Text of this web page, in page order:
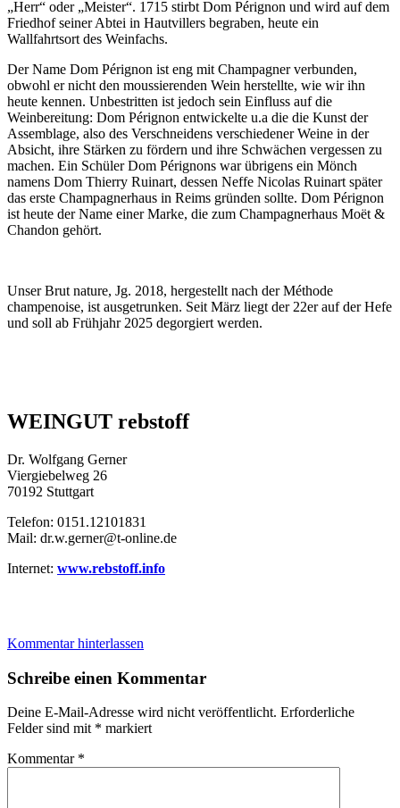
„Herr“ oder „Meister“. 1715 stirbt Dom Pérignon und wird auf dem
Friedhof seiner Abtei in Hautvillers begraben, heute ein
Wallfahrtsort des Weinfachs.
Der Name Dom Pérignon ist eng mit Champagner verbunden,
obwohl er nicht den moussierenden Wein herstellte, wie wir ihn
heute kennen. Unbestritten ist jedoch sein Einfluss auf die
Weinbereitung: Dom Pérignon entwickelte u.a die die Kunst der
Assemblage, also des Verschneidens verschiedener Weine in der
Absicht, ihre Stärken zu fördern und ihre Schwächen vergessen zu
machen. Ein Schüler Dom Pérignons war übrigens ein Mönch
namens Dom Thierry Ruinart, dessen Neffe Nicolas Ruinart später
das erste Champagnerhaus in Reims gründen sollte. Dom Pérignon
ist heute der Name einer Marke, die zum Champagnerhaus Moët &
Chandon gehört.
Unser Brut nature, Jg. 2018, hergestellt nach der Méthode
champenoise, ist ausgetrunken. Seit März liegt der 22er auf der Hefe
und soll ab Frühjahr 2025 degorgiert werden.
WEINGUT rebstoff
Dr. Wolfgang Gerner
Viergiebelweg 26
70192 Stuttgart
Telefon: 0151.12101831
Mail: dr.w.gerner@t-online.de
Internet: www.rebstoff.info
Kommentar hinterlassen
Schreibe einen Kommentar
Deine E-Mail-Adresse wird nicht veröffentlicht. Erforderliche
Felder sind mit * markiert
Kommentar *